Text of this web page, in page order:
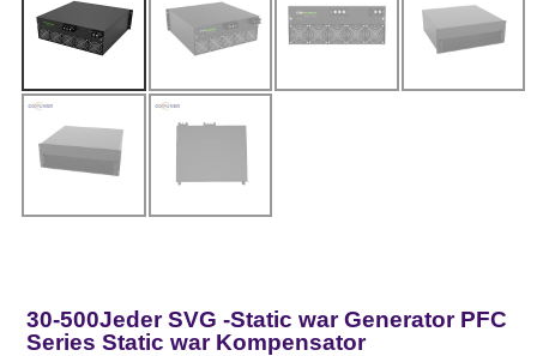
30-500Jeder SVG -Static war Generator PFC
Series Static war Kompensator